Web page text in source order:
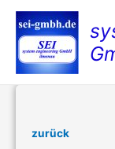
Inhalt
springen
zurück